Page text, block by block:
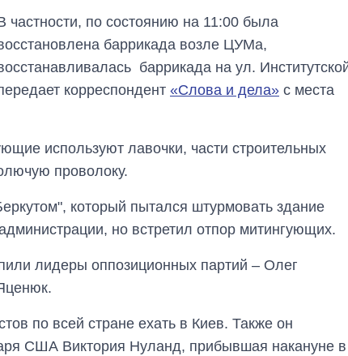
частности, по состоянию на 11:00 была
баррикада возле ЦУМа,
баррикада на ул.
корреспондент «Слова и дела» с места
используют лавочки, части строительных
проволоку.
который пытался штурмовать здание
но встретил отпор митингующих.
лидеры оппозиционных партий – Олег
по всей стране ехать в Киев. Также он
США Виктория Нуланд, прибывшая накануне в